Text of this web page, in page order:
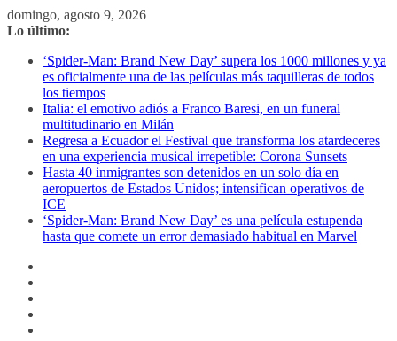
Saltar
al
domingo, agosto 9, 2026
Lo último:
‘Spider-Man: Brand New Day’ supera los 1000 millones y ya
es oficialmente una de las películas más taquilleras de todos
los tiempos
Italia: el emotivo adiós a Franco Baresi, en un funeral
multitudinario en Milán
Regresa a Ecuador el Festival que transforma los atardeceres
en una experiencia musical irrepetible: Corona Sunsets
Hasta 40 inmigrantes son detenidos en un solo día en
aeropuertos de Estados Unidos; intensifican operativos de
ICE
‘Spider-Man: Brand New Day’ es una película estupenda
hasta que comete un error demasiado habitual en Marvel